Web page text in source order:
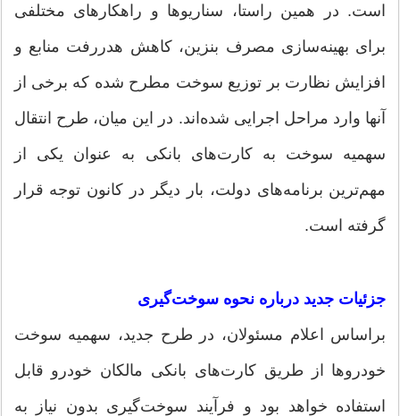
است. در همین راستا، سناریوها و راهکارهای مختلفی
برای بهینه‌سازی مصرف بنزین، کاهش هدررفت منابع و
افزایش نظارت بر توزیع سوخت مطرح شده که برخی از
آنها وارد مراحل اجرایی شده‌اند. در این میان، طرح انتقال
سهمیه سوخت به کارت‌های بانکی به عنوان یکی از
مهم‌ترین برنامه‌های دولت، بار دیگر در کانون توجه قرار
گرفته است.
جزئیات جدید درباره نحوه سوخت‌گیری
براساس اعلام مسئولان، در طرح جدید، سهمیه سوخت
خودروها از طریق کارت‌های بانکی مالکان خودرو قابل
استفاده خواهد بود و فرآیند سوخت‌گیری بدون نیاز به